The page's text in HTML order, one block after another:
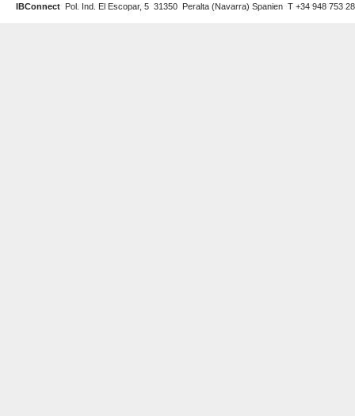
IBConnect Pol. Ind. El Escopar, 5 31350 Peralta (Navarra) Spanien T +34 948 753